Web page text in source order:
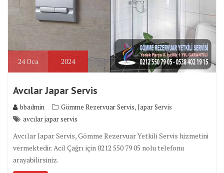
24Oca 2024
Avcılar Japar Servis
bbadmin Gömme Rezervuar Servis,Japar Servis
avcılar japar servis
Avcılar Japar Servis, Gömme Rezervuar Yetkili Servis hizmetini
vermektedir. Acil Çağrı için 0212 550 79 05 nolu telefonu
arayabilirsiniz.